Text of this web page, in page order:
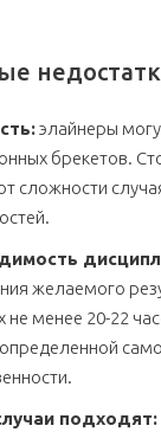
элайнеры
брекетов.
сложности
желаемого
не менее 20-22
подходят: